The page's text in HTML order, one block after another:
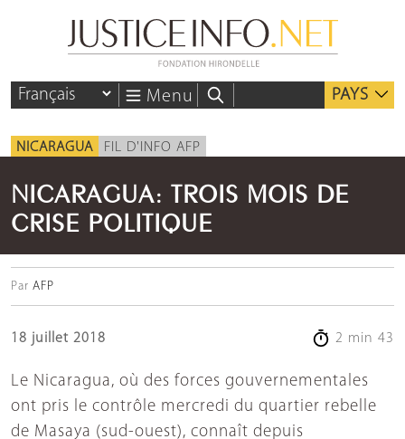
Menu PAYS
NICARAGUA FIL D'INFO AFP
NICARAGUA: TROIS MOIS DE
CRISE POLITIQUE
Par AFP
18 juillet 2018 2 min 43
Le Nicaragua, où des forces gouvernementales
ont pris le contrôle mercredi du quartier rebelle
de Masaya (sud-ouest), connaît depuis